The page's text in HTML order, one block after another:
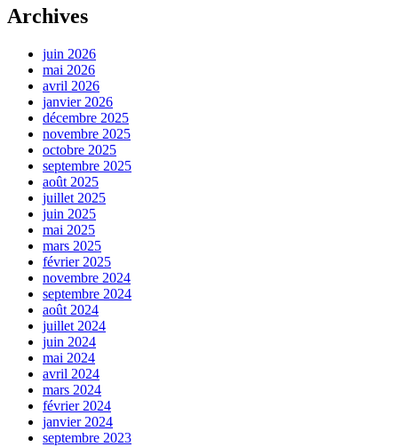
Archives
juin 2026
mai 2026
avril 2026
janvier 2026
décembre 2025
novembre 2025
octobre 2025
septembre 2025
août 2025
juillet 2025
juin 2025
mai 2025
mars 2025
février 2025
novembre 2024
septembre 2024
août 2024
juillet 2024
juin 2024
mai 2024
avril 2024
mars 2024
février 2024
janvier 2024
septembre 2023